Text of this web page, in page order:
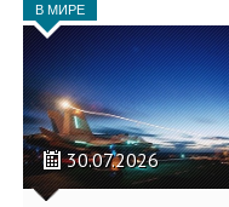
В МИРЕ
30.07.2026